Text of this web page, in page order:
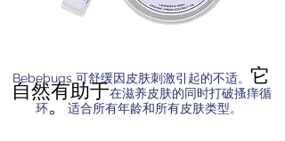
Bebebugs 可舒缓因皮肤刺激引起的不适。 它
自然有助于在滋养皮肤的同时打破搔痒循
环。适合所有年龄和所有皮肤类型。